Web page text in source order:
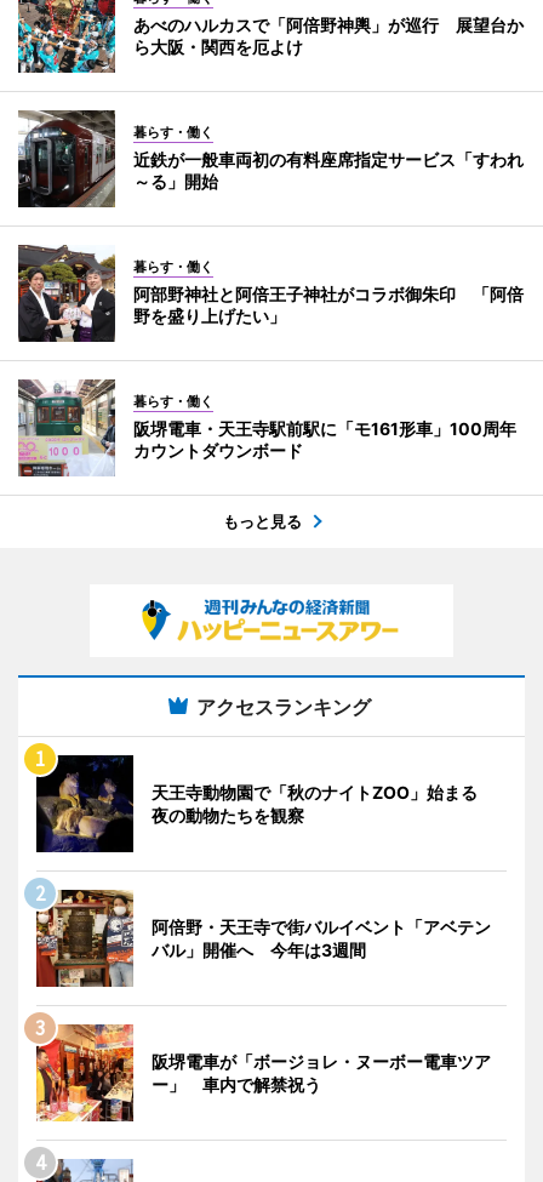
あべのハルカスで「阿倍野神輿」が巡行 展望台か
ら大阪・関西を厄よけ
暮らす・働く
近鉄が一般車両初の有料座席指定サービス「すわれ
～る」開始
暮らす・働く
阿部野神社と阿倍王子神社がコラボ御朱印 「阿倍
野を盛り上げたい」
暮らす・働く
阪堺電車・天王寺駅前駅に「モ161形車」100周年
カウントダウンボード
もっと見る
アクセスランキング
天王寺動物園で「秋のナイトZOO」始まる
夜の動物たちを観察
阿倍野・天王寺で街バルイベント「アベテン
バル」開催へ 今年は3週間
阪堺電車が「ボージョレ・ヌーボー電車ツア
ー」 車内で解禁祝う